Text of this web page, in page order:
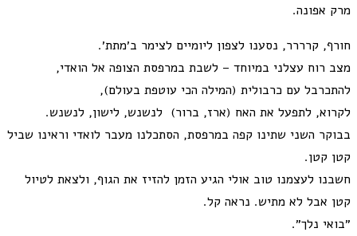
מרק אפונה.
חורף, קרררר, נסענו לצפון ליומיים לצימר ב׳מתת׳.
מצב רוח עצלני במיוחד – לשבת במרפסת הצופה אל הואדי,
להתכרבל עם כרבולית (המילה הכי עוטפת בעולם),
לקרוא, לתפעל את האח (ארז, ברור) לנשנש, לישון, לנשנש.
בבוקר השני שתינו קפה במרפסת, הסתכלנו מעבר לואדי וראינו שביל
קטן קטן.
חשבנו לעצמנו טוב אולי הגיע הזמן להזיז את הגוף, ולצאת לטיול
קטן אבל לא מתיש. נראה קל.
״בואי נלך״.